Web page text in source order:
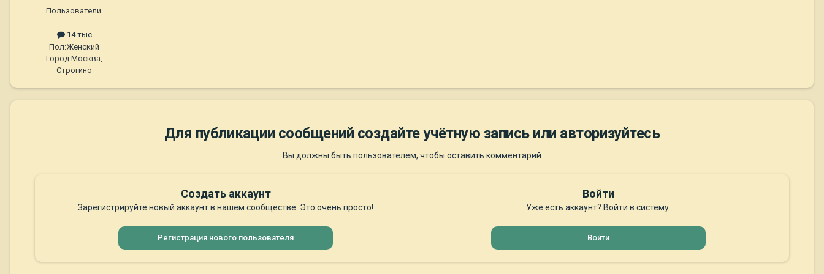
Пользователи.
14 тыс
Пол:Женский
Город:Москва,
Строгино
Для публикации сообщений создайте учётную запись или авторизуйтесь
Вы должны быть пользователем, чтобы оставить комментарий
Создать аккаунт
Зарегистрируйте новый аккаунт в нашем сообществе. Это очень просто!
Регистрация нового пользователя
Войти
Уже есть аккаунт? Войти в систему.
Войти